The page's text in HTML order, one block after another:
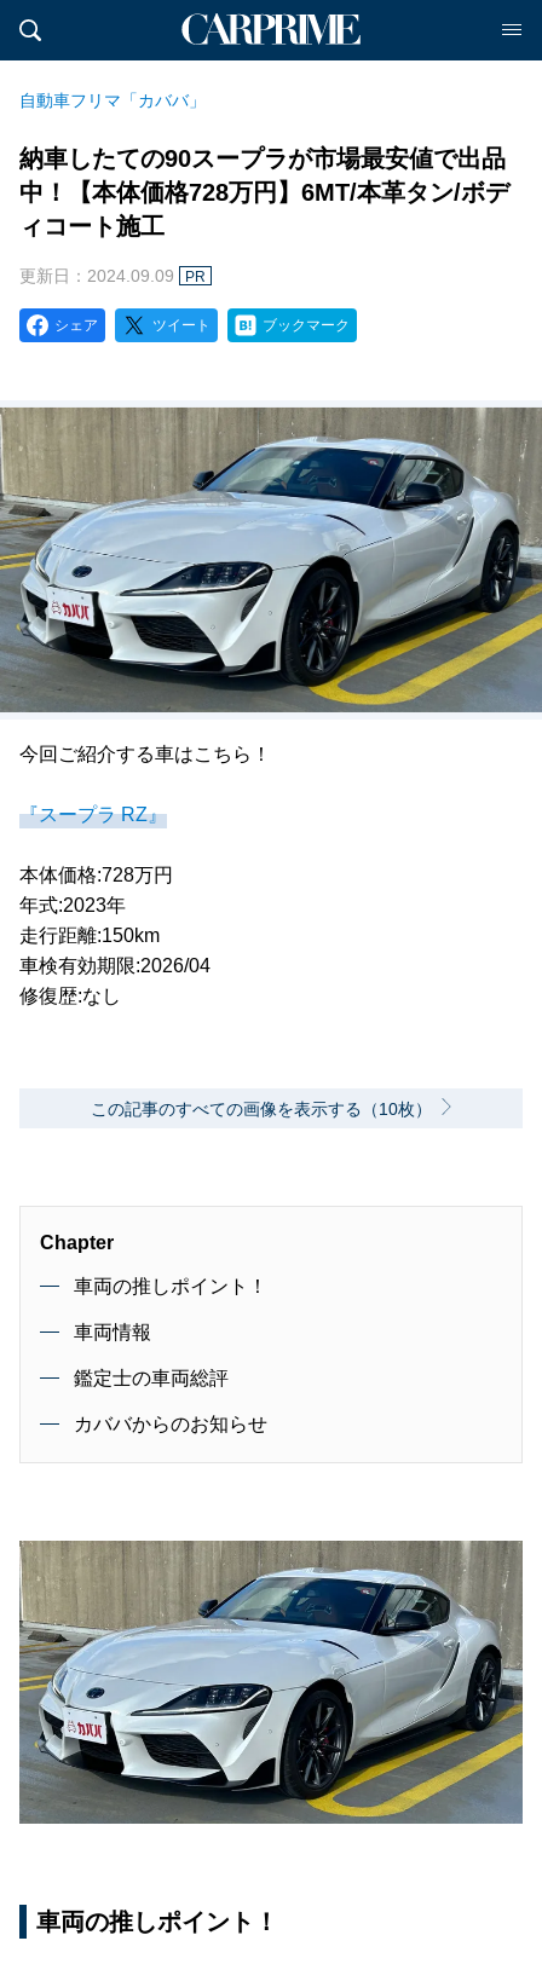
自動車フリマ「カババ」
納車したての90スープラが市場最安値で出品
中！【本体価格728万円】6MT/本革タン/ボデ
ィコート施工
更新日：2024.09.09 PR
シェア ツイート ブックマーク
今回ご紹介する車はこちら！
『スープラ RZ』
本体価格:728万円
年式:2023年
走行距離:150km
車検有効期限:2026/04
修復歴:なし
この記事のすべての画像を表示する（10枚）
Chapter
車両の推しポイント！
車両情報
鑑定士の車両総評
カババからのお知らせ
車両の推しポイント！